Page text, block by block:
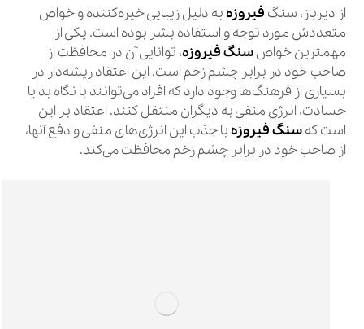
از دیرباز، سنگ فیروزهبه دلیل زیبایی خیره‌کننده و خواص
متعددش مورد توجه و استفاده بشر بوده است. یکی از
مهمترین خواصسنگ فیروزه، توانایی آن در محافظت از
صاحب خود در برابر چشم زخم است. این اعتقاد ریشه‌دار در
بسیاری از فرهنگ‌ها وجود دارد که افراد می‌توانند با نگاه بد یا
حسادت، انرژی منفی به دیگران منتقل کنند. اعتقاد بر این
است کهسنگ فیروزهبا جذب این انرژی‌های منفی و دفع آنها،
از صاحب خود در برابر چشم زخم محافظت می‌کند.